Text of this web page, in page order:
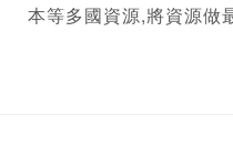
本等多國資源,將資源做